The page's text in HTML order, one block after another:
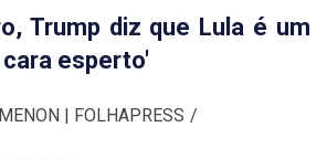
Trump diz que Lula é um
esperto'
| FOLHAPRESS